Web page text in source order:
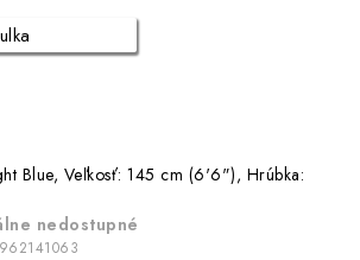
údajov
Blue, Veľkosť: 145 cm (6'6"), Hrúbka:
nedostupné